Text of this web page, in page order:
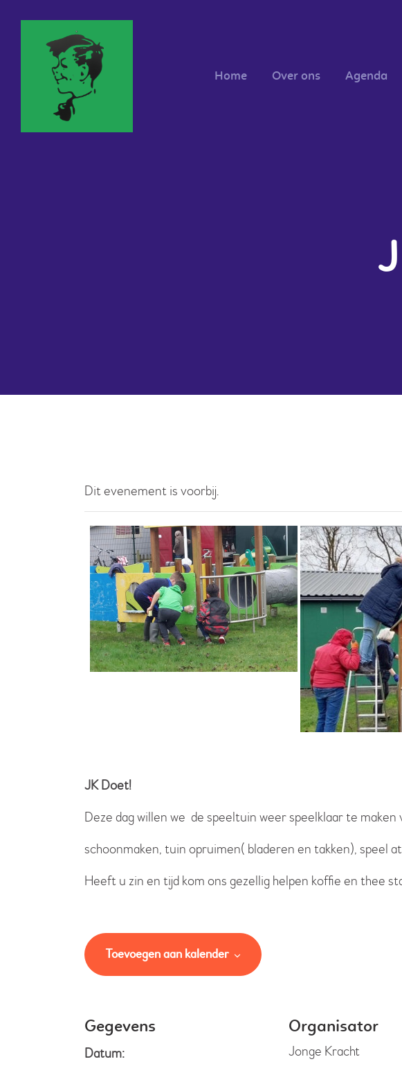
Home Over ons Agenda
AGENDA
Dit evenement is voorbij.
JK Doet!
Deze dag willen we de speeltuin weer speelklaar te
schoonmaken, tuin opruimen( bladeren en takken), speel
Heeft u zin en tijd kom ons gezellig helpen koffie en thee
Toevoegen aan kalender
Gegevens
Datum:
Organisator
Jonge Kracht